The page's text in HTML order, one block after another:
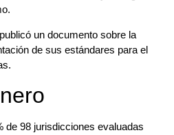
un documento sobre la
de sus estándares para el
de 98 jurisdicciones evaluadas